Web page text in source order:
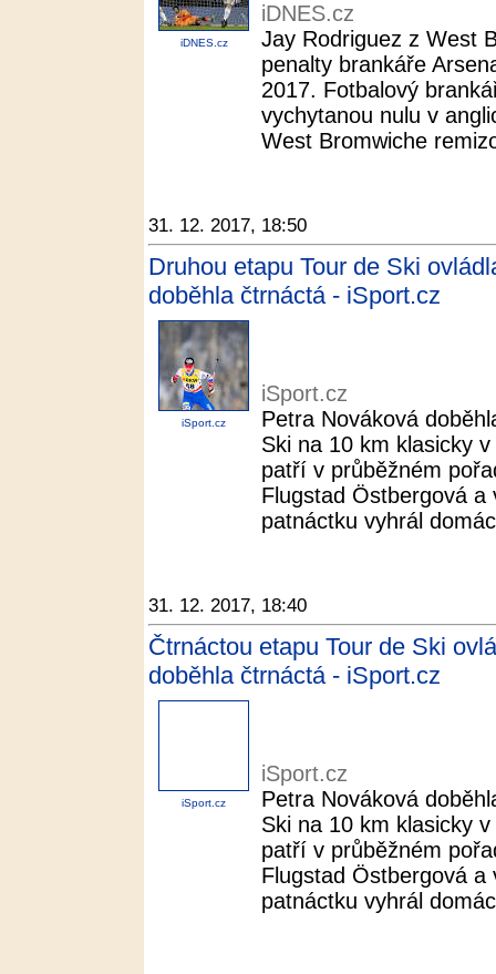
iDNES.cz
iDNES.cz
Jay Rodriguez z West
penalty brankáře
2017. Fotbalový
vychytanou nulu v
West Bromwiche
31. 12. 2017, 18:50
Druhou etapu Tour de Ski
doběhla čtrnáctá - iSport.cz
iSport.cz
iSport.cz
Petra Nováková
Ski na 10 km klasicky
patří v průběžném
Flugstad Östbergová a
patnáctku vyhrál
31. 12. 2017, 18:40
Čtrnáctou etapu Tour de Ski
doběhla čtrnáctá - iSport.cz
iSport.cz
iSport.cz
Petra Nováková
Ski na 10 km klasicky
patří v průběžném
Flugstad Östbergová a
patnáctku vyhrál